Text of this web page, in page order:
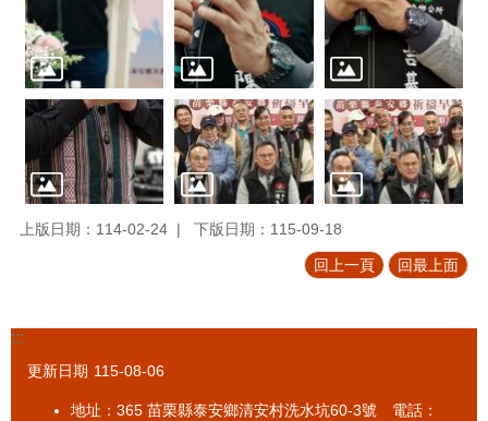
上版日期：114-02-24 下版日期：115-09-18
回上一頁 回最上面
:::
更新日期 115-08-06
地址：365 苗栗縣泰安鄉清安村洗水坑60-3號 電話：